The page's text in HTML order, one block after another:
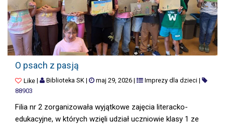
O psach z pasją
Like| Biblioteka SK| maj 29, 2026| Imprezy dla dzieci|
88903
Filia nr 2 zorganizowała wyjątkowe zajęcia literacko-
edukacyjne, w których wzięli udział uczniowie klasy 1 ze
O PSACH Z PASJĄ